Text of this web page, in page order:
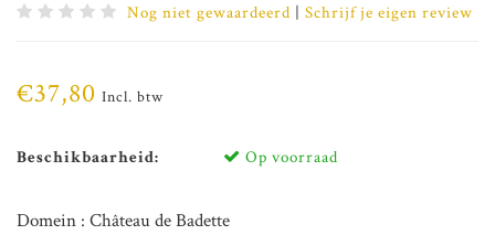
Nog niet gewaardeerd | Schrijf je eigen review
€37,80 Incl. btw
Beschikbaarheid: Op voorraad
Domein : Château de Badette